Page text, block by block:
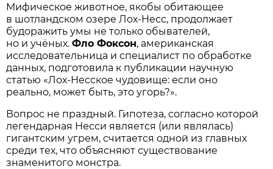
Мифическое животное, якобы обитающее
в шотландском озере Лох-Несс, продолжает
будоражить умы не только обывателей,
но и учёных.Фло Фоксон, американская
исследовательница и специалист по обработке
данных, подготовила к публикации научную
статью «Лох-Несское чудовище: если оно
реально, может быть, это угорь?».
Вопрос не праздный. Гипотеза, согласно которой
легендарная Несси является (или являлась)
гигантским угрем, считается одной из главных
среди тех, что объясняют существование
знаменитого монстра.